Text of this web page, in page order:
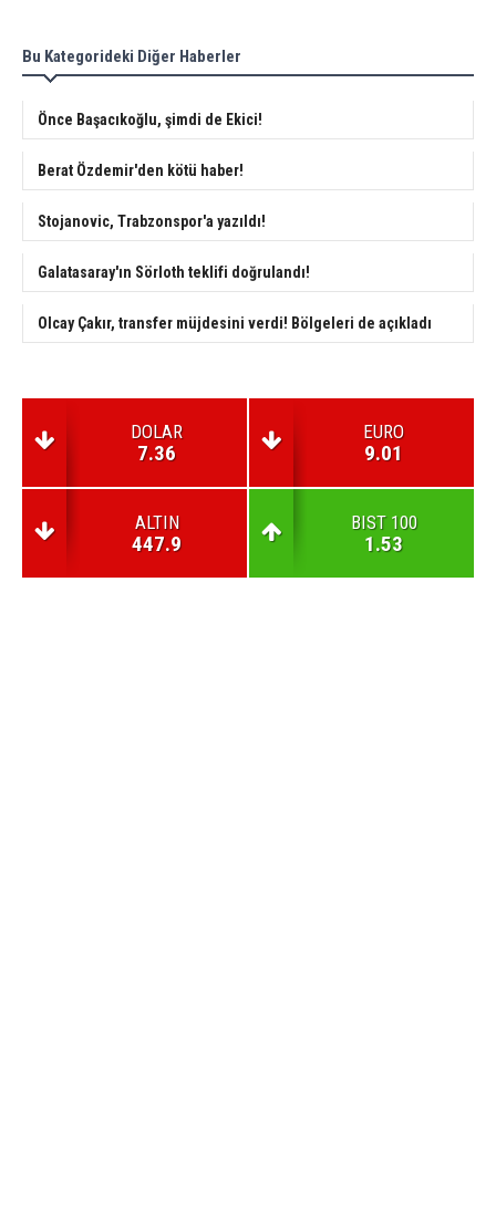
Bu Kategorideki Diğer Haberler
Önce Başacıkoğlu, şimdi de Ekici!
Berat Özdemir'den kötü haber!
Stojanovic, Trabzonspor'a yazıldı!
Galatasaray'ın Sörloth teklifi doğrulandı!
Olcay Çakır, transfer müjdesini verdi! Bölgeleri de açıkladı
DOLAR
7.36
EURO
9.01
ALTIN
447.9
BIST 100
1.53